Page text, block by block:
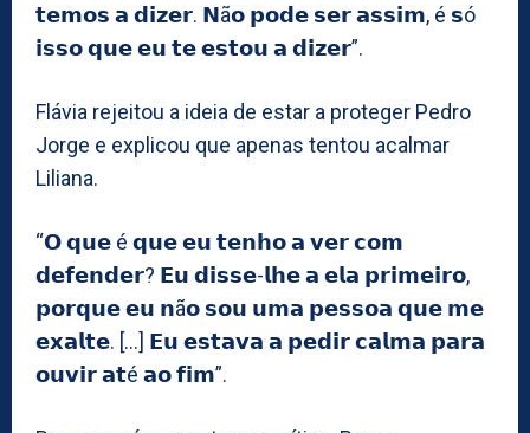
𝘁𝗲𝗺𝗼𝘀 𝗮 𝗱𝗶𝘇𝗲𝗿. 𝗡ã𝗼 𝗽𝗼𝗱𝗲 𝘀𝗲𝗿 𝗮𝘀𝘀𝗶𝗺, é 𝘀ó
𝗶𝘀𝘀𝗼 𝗾𝘂𝗲 𝗲𝘂 𝘁𝗲 𝗲𝘀𝘁𝗼𝘂 𝗮 𝗱𝗶𝘇𝗲𝗿”.
Flávia rejeitou a ideia de estar a proteger Pedro
Jorge e explicou que apenas tentou acalmar
Liliana.
“𝗢 𝗾𝘂𝗲 é 𝗾𝘂𝗲 𝗲𝘂 𝘁𝗲𝗻𝗵𝗼 𝗮 𝘃𝗲𝗿 𝗰𝗼𝗺
𝗱𝗲𝗳𝗲𝗻𝗱𝗲𝗿? 𝗘𝘂 𝗱𝗶𝘀𝘀𝗲-𝗹𝗵𝗲 𝗮 𝗲𝗹𝗮 𝗽𝗿𝗶𝗺𝗲𝗶𝗿𝗼,
𝗽𝗼𝗿𝗾𝘂𝗲 𝗲𝘂 𝗻ã𝗼 𝘀𝗼𝘂 𝘂𝗺𝗮 𝗽𝗲𝘀𝘀𝗼𝗮 𝗾𝘂𝗲 𝗺𝗲
𝗲𝘅𝗮𝗹𝘁𝗲. […] 𝗘𝘂 𝗲𝘀𝘁𝗮𝘃𝗮 𝗮 𝗽𝗲𝗱𝗶𝗿 𝗰𝗮𝗹𝗺𝗮 𝗽𝗮𝗿𝗮
𝗼𝘂𝘃𝗶𝗿 𝗮𝘁é 𝗮𝗼 𝗳𝗶𝗺”.